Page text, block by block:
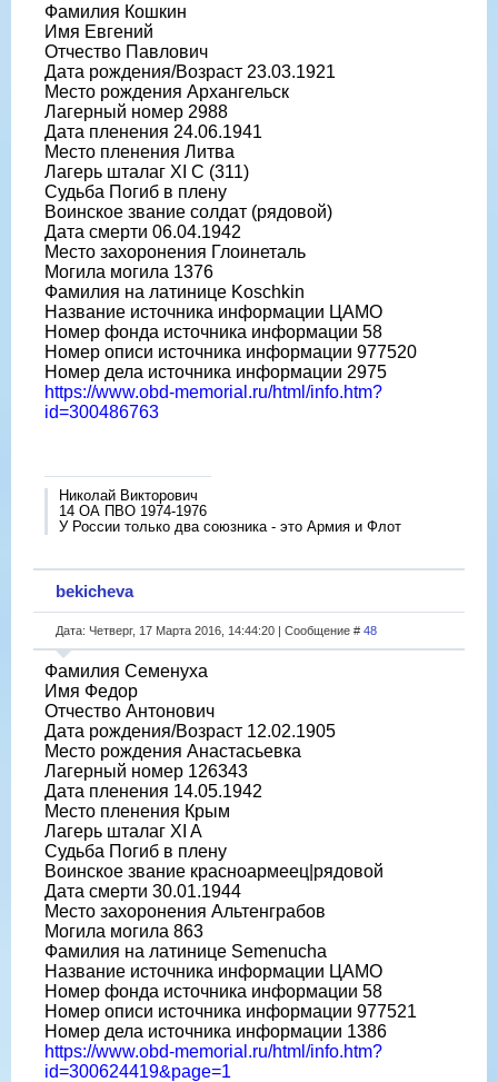
Фамилия Кошкин
Имя Евгений
Отчество Павлович
Дата рождения/Возраст 23.03.1921
Место рождения Архангельск
Лагерный номер 2988
Дата пленения 24.06.1941
Место пленения Литва
Лагерь шталаг XI C (311)
Судьба Погиб в плену
Воинское звание солдат (рядовой)
Дата смерти 06.04.1942
Место захоронения Глоинеталь
Могила могила 1376
Фамилия на латинице Koschkin
Название источника информации ЦАМО
Номер фонда источника информации 58
Номер описи источника информации 977520
Номер дела источника информации 2975
https://www.obd-memorial.ru/html/info.htm?
id=300486763
Николай Викторович
14 ОА ПВО 1974-1976
У России только два союзника - это Армия и Флот
bekicheva
Дата: Четверг, 17 Марта 2016, 14:44:20 | Сообщение # 48
Фамилия Семенуха
Имя Федор
Отчество Антонович
Дата рождения/Возраст 12.02.1905
Место рождения Анастасьевка
Лагерный номер 126343
Дата пленения 14.05.1942
Место пленения Крым
Лагерь шталаг XI A
Судьба Погиб в плену
Воинское звание красноармеец|рядовой
Дата смерти 30.01.1944
Место захоронения Альтенграбов
Могила могила 863
Фамилия на латинице Semenucha
Название источника информации ЦАМО
Номер фонда источника информации 58
Номер описи источника информации 977521
Номер дела источника информации 1386
https://www.obd-memorial.ru/html/info.htm?
id=300624419&page=1